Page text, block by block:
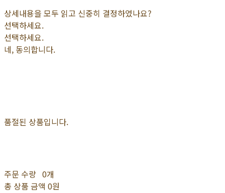
상세내용을 모두 읽고 신중히 결정하였나요?
선택하세요.
선택하세요.
네, 동의합니다.
품절된 상품입니다.
주문 수량 0개
총 상품 금액 0원